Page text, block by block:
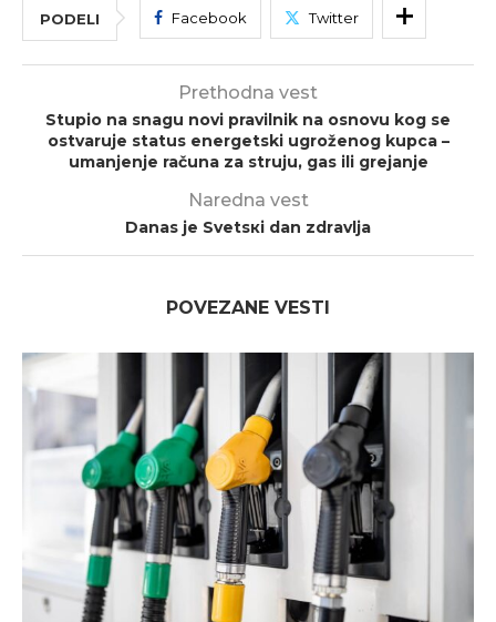
PODELI Facebook Twitter
Prethodna vest
Stupio na snagu novi pravilnik na osnovu kog se
ostvaruje status energetski ugroženog kupca –
umanjenje računa za struju, gas ili grejanje
Naredna vest
Danas je Svеtsкi dаn zdrаvljа
POVEZANE VESTI